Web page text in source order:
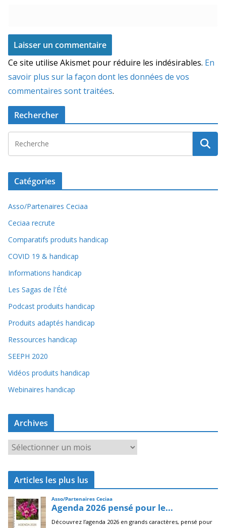
Ce site utilise Akismet pour réduire les indésirables. En
savoir plus sur la façon dont les données de vos
commentaires sont traitées.
Rechercher
Catégories
Asso/Partenaires Ceciaa
Ceciaa recrute
Comparatifs produits handicap
COVID 19 & handicap
Informations handicap
Les Sagas de l'Été
Podcast produits handicap
Produits adaptés handicap
Ressources handicap
SEEPH 2020
Vidéos produits handicap
Webinaires handicap
Archives
c
i
v
e
Articles les plus lus